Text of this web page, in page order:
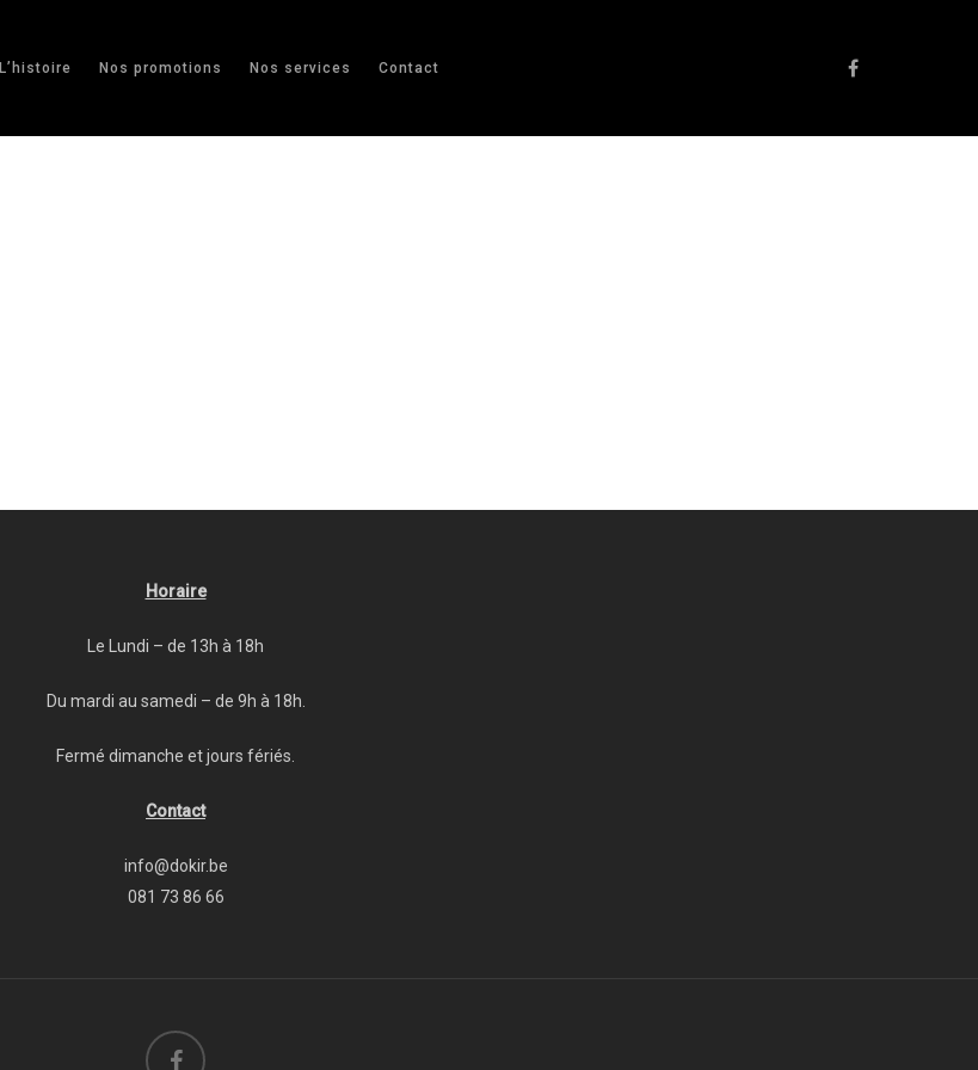
L’histoire Nos promotions Nos services Contact
Horaire
Le Lundi – de 13h à 18h
Du mardi au samedi – de 9h à 18h.
Fermé dimanche et jours fériés.
Contact
info@dokir.be
081 73 86 66